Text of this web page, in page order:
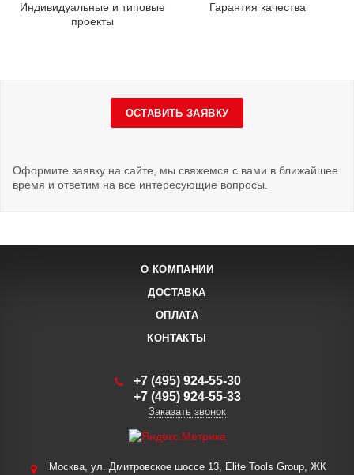
Индивидуальные и типовые
проекты
Гарантия качества
ОСТАВИТЬ ЗАЯВКУ
Оформите заявку на сайте, мы свяжемся с вами в ближайшее
время и ответим на все интересующие вопросы.
О КОМПАНИИ
ДОСТАВКА
ОПЛАТА
КОНТАКТЫ
+7 (495) 924-55-30
+7 (495) 924-55-33
Заказать звонок
Москва, ул. Дмитровское шоссе 13, Elite Tools Group, ЖК